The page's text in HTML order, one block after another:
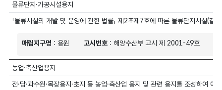
물류단지·가공시설용지
「물류시설의 개발 및 운영에 관한 법률」 제2조제7호에 따른 물류단지시설(
매립지구명 : 용원 고시번호 : 해양수산부 고시 제 2001-49호
농업·축산업용지
전·답·과수원·목장용지·초지 등 농업·축산업 용지 및 관련 용지를 조성하여 이